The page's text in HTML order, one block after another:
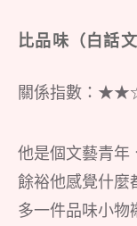
比品味（白話
關係指數：
他是個文藝青年
餘裕他感覺什麼
多一件品味小物